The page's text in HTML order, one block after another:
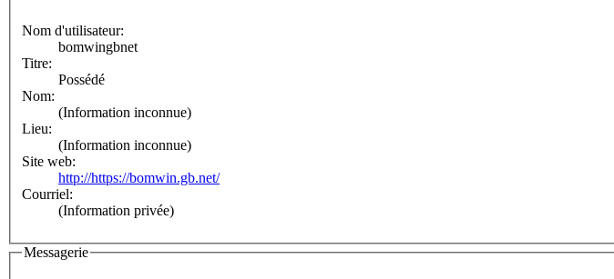
Nom d'utilisateur:
bomwingbnet
Titre:
Possédé
Nom:
(Information inconnue)
Lieu:
(Information inconnue)
Site web:
http://https://bomwin.gb.net/
Courriel:
(Information privée)
Messagerie